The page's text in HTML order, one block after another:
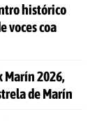
histórico
voces coa
Marín 2026,
de Marín